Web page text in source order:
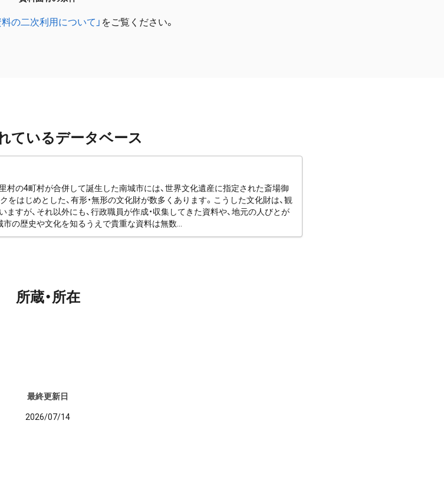
料の二次利用について」 をご覧ください。
ているデータベース
村の4町村が合併して誕生した南城市には、世界文化遺産に指定された斎場御
をはじめとした、有形・無形の文化財が数多くあります。こうした文化財は、観
すが、それ以外にも、行政職員が作成・収集してきた資料や、地元の人びとが
の歴史や文化を知るうえで貴重な資料は無数...
所蔵・所在
最終更新日
2026/07/14